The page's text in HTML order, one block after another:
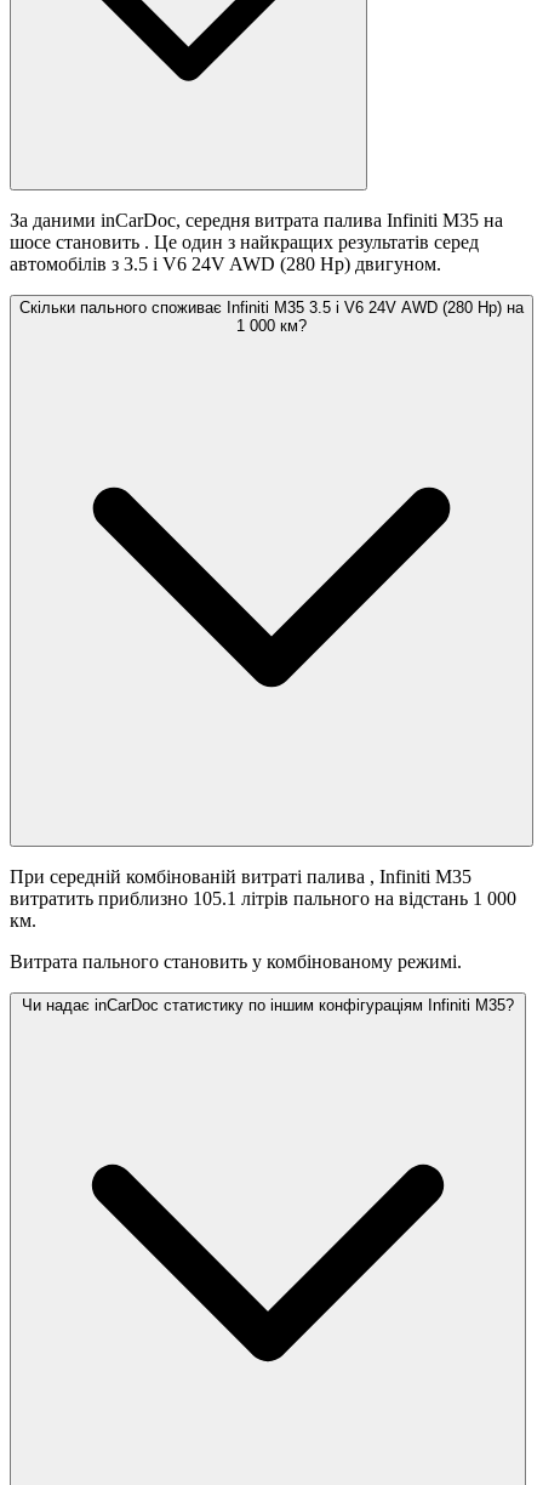
За даними inCarDoc, середня витрата палива Infiniti M35 на
шосе становить . Це один з найкращих результатів серед
автомобілів з 3.5 i V6 24V AWD (280 Hp) двигуном.
Скільки пального споживає Infiniti M35 3.5 i V6 24V AWD (280 Hp) на
1 000 км?
При середній комбінованій витраті палива , Infiniti M35
витратить приблизно 105.1 літрів пального на відстань 1 000
км.
Витрата пального становить у комбінованому режимі.
Чи надає inCarDoc статистику по іншим конфігураціям Infiniti M35?